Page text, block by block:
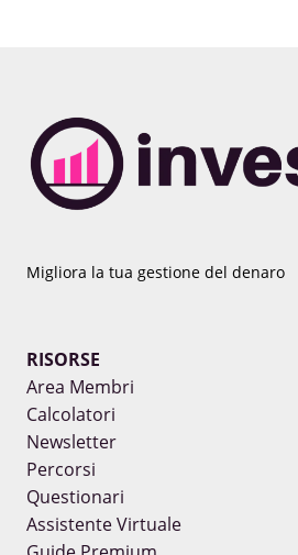
Migliora la tua gestione del denaro
RISORSE
Area Membri
Calcolatori
Newsletter
Percorsi
Questionari
Assistente Virtuale